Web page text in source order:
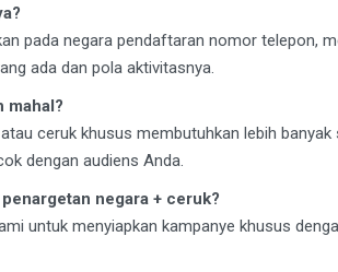
pada negara pendaftaran nomor telepon,
ada dan pola aktivitasnya.
mahal?
ceruk khusus membutuhkan lebih
dengan audiens Anda.
negara + ceruk?
untuk menyiapkan kampanye khusus